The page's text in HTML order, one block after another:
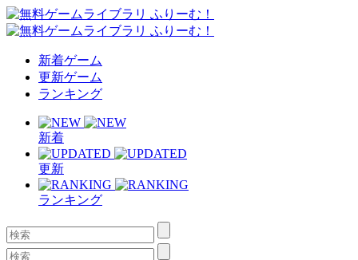
新着ゲーム
更新ゲーム
ランキング
新着
更新
ランキング